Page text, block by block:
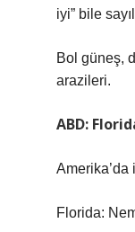
iyi” bile
Bol güneş,
arazileri.
ABD:
Amerika’da
Florida: